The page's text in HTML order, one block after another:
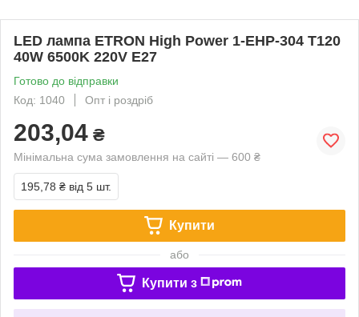
LED лампа ETRON High Power 1-EHP-304 T120
40W 6500K 220V E27
Готово до відправки
Код: 1040
Опт і роздріб
203,04 ₴
Мінімальна сума замовлення на сайті — 600 ₴
195,78 ₴ від 5 шт.
Купити
або
Купити з